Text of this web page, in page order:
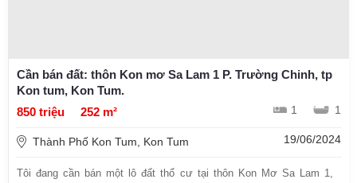
Cần bán đất: thôn Kon mơ Sa Lam 1 P. Trường Chinh, tp
Kon tum, Kon Tum.
850 triệu
252 m² 1 1
Thành Phố Kon Tum, Kon Tum 19/06/2024
Tôi đang cần bán một lô đất thổ cư tại thôn Kon Mơ Sa Lam 1,